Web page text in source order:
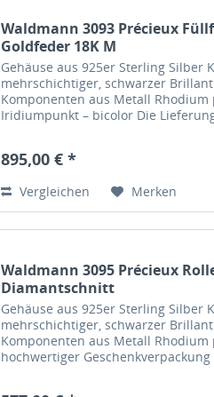
Waldmann 3093 Précieux
Goldfeder 18K M
Gehäuse aus 925er Sterling
mehrschichtiger, schwarzer
Komponenten aus Metall
Iridiumpunkt – bicolor Die
895,00 € *
Vergleichen Merken
Waldmann 3095 Précieux
Diamantschnitt
Gehäuse aus 925er Sterling
mehrschichtiger, schwarzer
Komponenten aus Metall
hochwertiger